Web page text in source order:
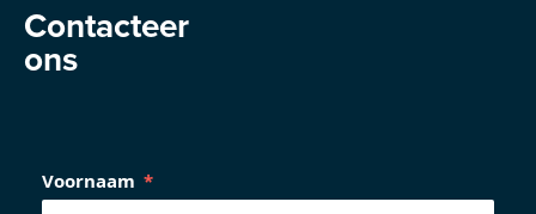
Contacteer
ons
Voornaam